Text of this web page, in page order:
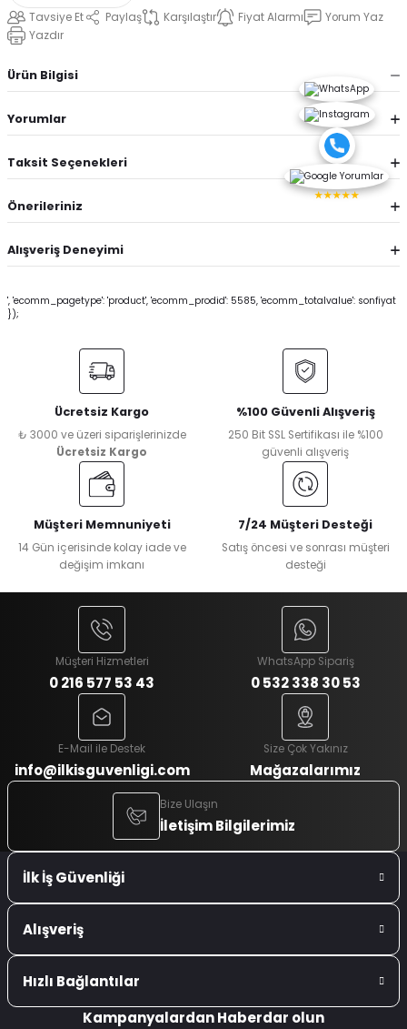
Tavsiye Et Paylaş Karşılaştır Fiyat Alarmı
Yorum Yaz
Yazdır
Ürün Bilgisi
Yorumlar
Taksit Seçenekleri
Önerileriniz
Alışveriş Deneyimi
', 'ecomm_pagetype': 'product', 'ecomm_prodid': 5585, 'ecomm_totalvalue': sonfiyat
});
Ücretsiz Kargo
₺ 3000 ve üzeri siparişlerinizde
Ücretsiz Kargo
%100 Güvenli Alışveriş
250 Bit SSL Sertifikası ile %100
güvenli alışveriş
Müşteri Memnuniyeti
14 Gün içerisinde kolay iade ve
değişim imkanı
7/24 Müşteri Desteği
Satış öncesi ve sonrası müşteri
desteği
Müşteri Hizmetleri
0 216 577 53 43
WhatsApp Sipariş
0 532 338 30 53
E-Mail ile Destek
info@ilkisguvenligi.com
Size Çok Yakınız
Mağazalarımız
Bize Ulaşın
İletişim Bilgilerimiz
İlk İş Güvenliği
Alışveriş
Hızlı Bağlantılar
★★★★★
Kampanyalardan Haberdar olun